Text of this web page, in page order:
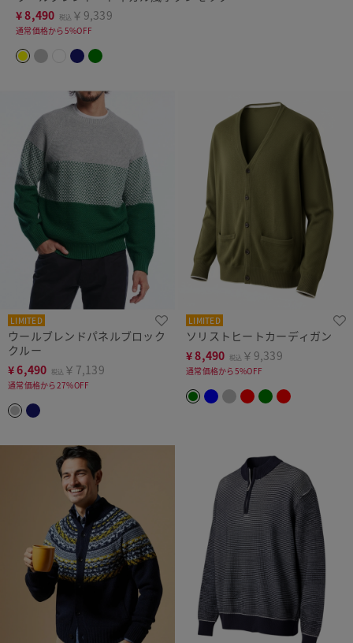
¥8,490 税込 ￥9,339
通常価格から5%OFF
LIMITED
ウールブレンドパネルブロック
クルー
¥6,490 税込 ￥7,139
通常価格から27%OFF
LIMITED
ソリストヒートカーディガン
¥8,490 税込 ￥9,339
通常価格から5%OFF